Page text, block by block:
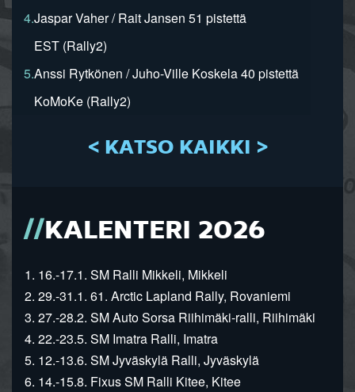
4.Jaspar Vaher / Rait Jansen 51 pistettä
EST (Rally2)
5.Anssi Rytkönen / Juho-Ville Koskela 40 pistettä
KoMoKe (Rally2)
< KATSO KAIKKI >
KALENTERI 2026
1. 16.-17.1. SM Ralli Mikkeli, Mikkeli
2. 29.-31.1. 61. Arctic Lapland Rally, Rovaniemi
3. 27.-28.2. SM Auto Sorsa Riihimäki-ralli, Riihimäki
4. 22.-23.5. SM Imatra Ralli, Imatra
5. 12.-13.6. SM Jyväskylä Ralli, Jyväskylä
6. 14.-15.8. Fixus SM Ralli Kitee, Kitee